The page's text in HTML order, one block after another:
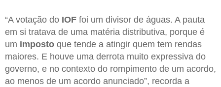
“A votação do IOF foi um divisor de águas. A pauta
em si tratava de uma matéria distributiva, porque é
um imposto que tende a atingir quem tem rendas
maiores. E houve uma derrota muito expressiva do
governo, e no contexto do rompimento de um acordo,
ao menos de um acordo anunciado”, recorda a